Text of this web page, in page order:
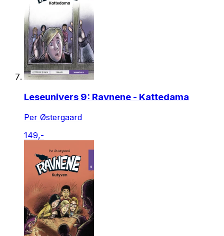
Leseunivers 9: Ravnene - Kattedama
Per Østergaard
149,-